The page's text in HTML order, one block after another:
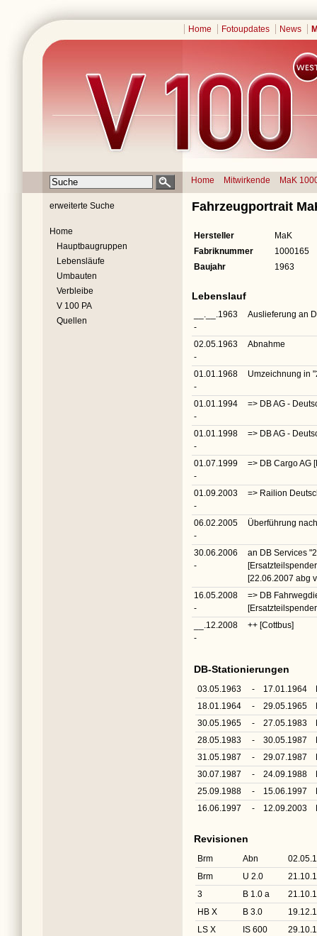
Home Fotoupdates News
Home Mitwirkende MaK
erweiterte Suche
Home
Hauptbaugruppen
Lebensläufe
Umbauten
Verbleibe
V 100 PA
Quellen
Fahrzeugportrait
Hersteller
MaK
Fabriknummer
1000165
Baujahr
1963
Lebenslauf
__.__.1963
-
Auslieferung an
02.05.1963
-
Abnahme
01.01.1968
-
Umzeichnung in
01.01.1994
-
=> DB AG -
01.01.1998
-
=> DB AG -
01.07.1999
-
=> DB Cargo AG
01.09.2003
-
=> Railion
06.02.2005
-
Überführung
30.06.2006
-
an DB Services
[22.06.2007 abg
16.05.2008
-
=> DB
__.12.2008
-
++ [Cottbus]
DB-Stationierungen
03.05.1963 - 17.01.1964
18.01.1964
- 29.05.1965
30.05.1965
- 27.05.1983
28.05.1983
- 30.05.1987
31.05.1987
- 29.07.1987
30.07.1987
- 24.09.1988
25.09.1988
- 15.06.1997
16.06.1997
- 12.09.2003
Revisionen
Brm Abn
Brm
U 2.0
3
B 1.0 a
HB X
B 3.0
LS X
IS 600